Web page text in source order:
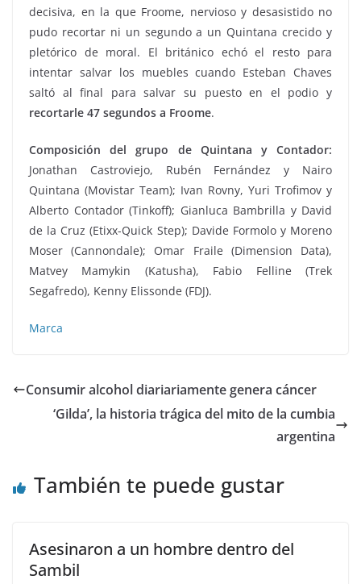
decisiva, en la que Froome, nervioso y desasistido no
pudo recortar ni un segundo a un Quintana crecido y
pletórico de moral. El británico echó el resto para
intentar salvar los muebles cuando Esteban Chaves
saltó al final para salvar su puesto en el podio y
recortarle 47 segundos a Froome.
Composición del grupo de Quintana y Contador:
Jonathan Castroviejo, Rubén Fernández y Nairo
Quintana (Movistar Team); Ivan Rovny, Yuri Trofimov y
Alberto Contador (Tinkoff); Gianluca Bambrilla y David
de la Cruz (Etixx-Quick Step); Davide Formolo y Moreno
Moser (Cannondale); Omar Fraile (Dimension Data),
Matvey Mamykin (Katusha), Fabio Felline (Trek
Segafredo), Kenny Elissonde (FDJ).
Marca
Consumir alcohol diariariamente genera cáncer
‘Gilda’, la historia trágica del mito de la cumbia
argentina
También te puede gustar
Asesinaron a un hombre dentro del
Sambil